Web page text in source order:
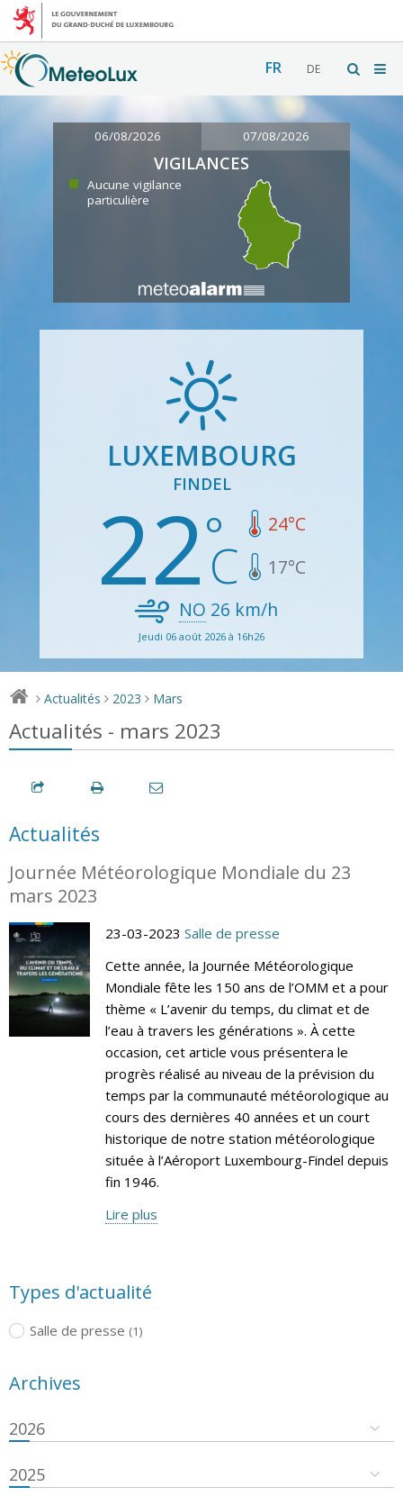
FR DE
06/08/2026 07/08/2026
VIGILANCES
Aucune vigilance
particulière
LUXEMBOURG
FINDEL
22 24°C
17°C
NO 26 km/h
Jeudi 06 août 2026 à 16h26
> Actualités > 2023 > Mars
Actualités - mars 2023
Actualités
Journée Météorologique Mondiale du 23
mars 2023
23-03-2023 Salle de presse
Cette année, la Journée Météorologique
Mondiale fête les 150 ans de l’OMM et a pour
thème « L’avenir du temps, du climat et de
l’eau à travers les générations ». À cette
occasion, cet article vous présentera le
progrès réalisé au niveau de la prévision du
temps par la communauté météorologique au
cours des dernières 40 années et un court
historique de notre station météorologique
située à l’Aéroport Luxembourg-Findel depuis
fin 1946.
Lire plus
Types d'actualité
Salle de presse (1)
Archives
2026
2025